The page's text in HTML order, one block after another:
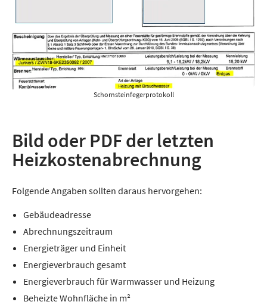
Schornsteinfegerprotokoll
Bild oder PDF der letzten
Heizkostenabrechnung
Folgende Angaben sollten daraus hervorgehen:
Gebäudeadresse
Abrechnungszeitraum
Energieträger und Einheit
Energieverbrauch gesamt
Energieverbrauch für Warmwasser und Heizung
Beheizte Wohnfläche in m²